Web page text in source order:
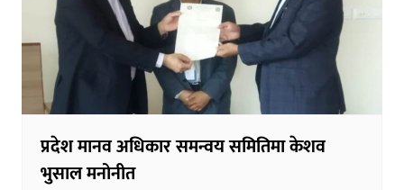
प्रदेश मानव अधिकार समन्वय समितिमा केशव
भुसाल मनोनीत